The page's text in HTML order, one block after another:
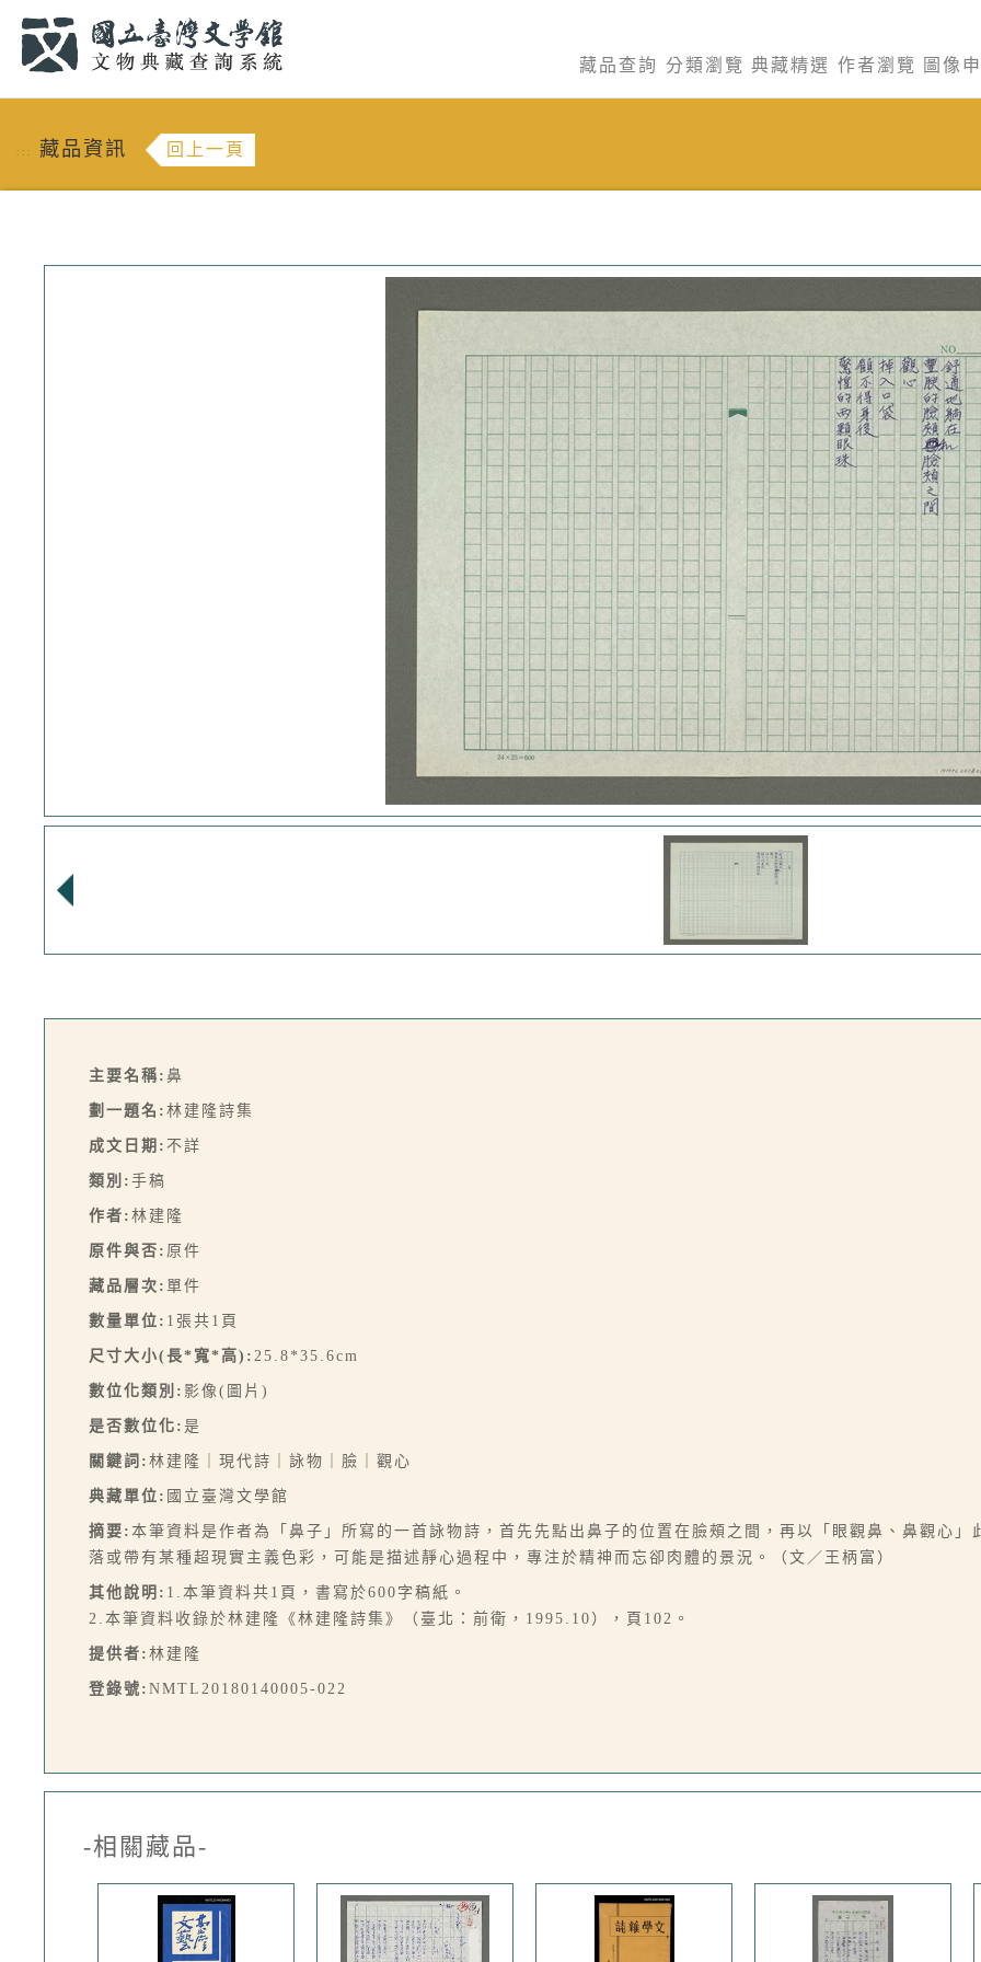
藏品查詢 分類瀏覽 典藏精選 作者瀏覽 圖像
::: 藏品資訊 回上一頁
主要名稱: 鼻
劃一題名: 林建隆詩集
成文日期: 不詳
類別: 手稿
作者: 林建隆
原件與否: 原件
藏品層次: 單件
數量單位: 1張共1頁
尺寸大小(長*寬*高): 25.8*35.6cm
數位化類別: 影像(圖片)
是否數位化: 是
關鍵詞: 林建隆｜現代詩｜詠物｜臉｜觀心
典藏單位: 國立臺灣文學館
摘要: 本筆資料是作者為「鼻子」所寫的一首詠物詩，首先先點出鼻子的位置在臉頰之間，再以「眼觀鼻、鼻觀心
落或帶有某種超現實主義色彩，可能是描述靜心過程中，專注於精神而忘卻肉體的景況。（文／王柄富）
其他說明: 1.本筆資料共1頁，書寫於600字稿紙。
2.本筆資料收錄於林建隆《林建隆詩集》（臺北：前衛，1995.10），頁102。
提供者: 林建隆
登錄號: NMTL20180140005-022
-相關藏品-